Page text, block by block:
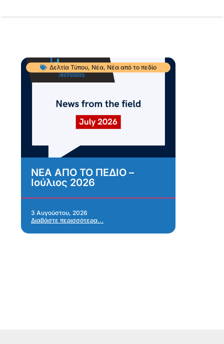
Δελτία Τύπου, Νέα, Νέα από το πεδίο
ΝΕΑ ΑΠΟ ΤΟ ΠΕΔΙΟ –
Ιούλιος 2026
3 Αυγούστου, 2026
Διαβάστε περισσότερα...